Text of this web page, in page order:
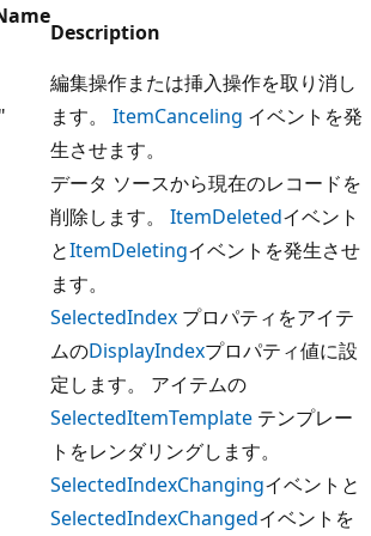
Description
編集操作または挿入操作を取り消し
ます。 ItemCanceling イベントを発
生させます。
データ ソースから現在のレコードを
削除します。 ItemDeletedイベント
とItemDeletingイベントを発生させ
ます。
SelectedIndex プロパティをアイテ
ムのDisplayIndexプロパティ値に設
定します。 アイテムの
SelectedItemTemplate テンプレー
トをレンダリングします。
SelectedIndexChangingイベントと
SelectedIndexChangedイベントを